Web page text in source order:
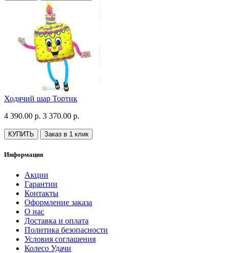
Ходячий шар Тортик
4 390.00 р. 3 370.00 р.
КУПИТЬ Заказ в 1 клик
Информация
Акции
Гарантии
Контакты
Оформление заказа
О нас
Доставка и оплата
Политика безопасности
Условия соглашения
Колесо Удачи